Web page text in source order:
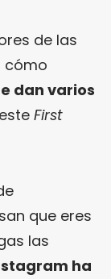
de las
cómo
dan varios
First
que eres
las
ha